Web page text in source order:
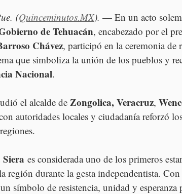
(Quinceminutos.MX). — En un acto
de Tehuacán, encabezado por el
Chávez, participó en la ceremonia de
que simboliza la unión de los pueblos y
Nacional.
el alcalde de Zongolica, Veracruz,
autoridades locales y ciudadanía reforzó
es considerada uno de los primeros
región durante la gesta independentista.
símbolo de resistencia, unidad y esperanza